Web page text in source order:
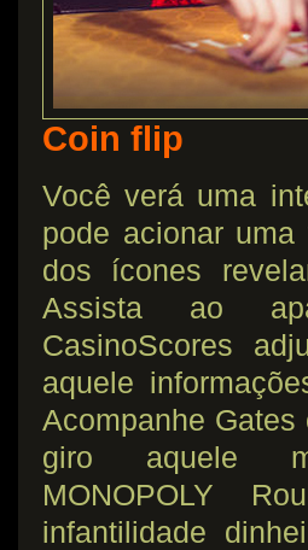
Coin flip
Você verá uma
pode acionar
dos ícones
Assista ao
CasinoScores
aquele
Acompanhe
giro aquele
MONOPOLY
infantilidade